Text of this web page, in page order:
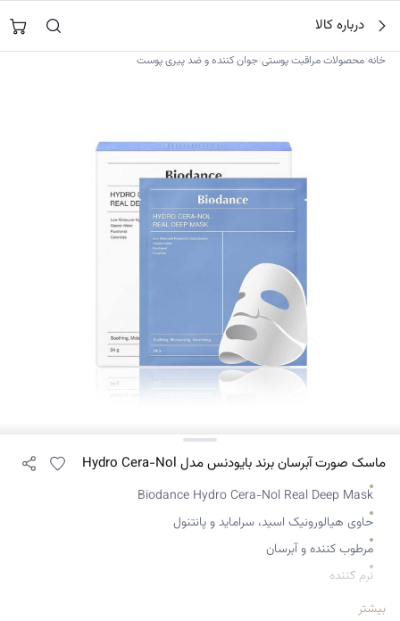
محتوا
جستجو در
درباره کالا
خانه›محصولات مراقبت پوستی›جوان کننده و ضد پیری پوست
ماسک صورت آبرسان برند بایودنس مدل Hydro Cera-Nol
Biodance Hydro Cera-Nol Real Deep Mask
حاوی هیالورونیک اسید، سراماید و پانتنول
مرطوب کننده و آبرسان
نرم کننده
تسکین دهندهبیشتر